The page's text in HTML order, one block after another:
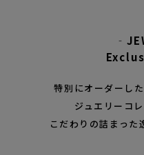
特別にオーダーし
ジュエリーコ
こだわりの詰まった